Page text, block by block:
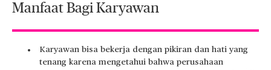
Manfaat Bagi Karyawan
Karyawan bisa bekerja dengan pikiran dan hati yang
tenang karena mengetahui bahwa perusahaan